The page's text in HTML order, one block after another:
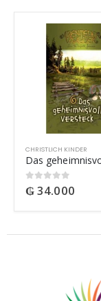
CHRISTLICH KINDER
0out of 5
₲34.000